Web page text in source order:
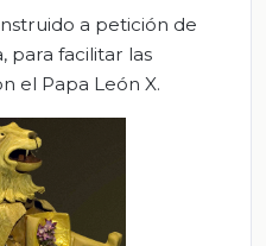
a petición de
para facilitar las
el Papa León X.